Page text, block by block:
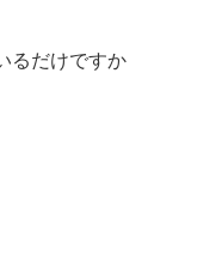
るだけですか